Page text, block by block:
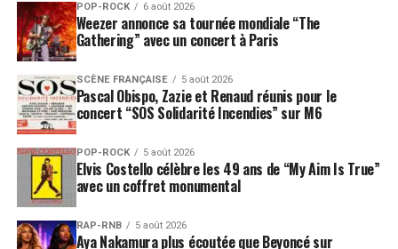
POP-ROCK 6 août 2026
Weezer annonce sa tournée mondiale “The
Gathering” avec un concert à Paris
SCÈNE FRANÇAISE 5 août 2026
Pascal Obispo, Zazie et Renaud réunis pour le
concert “SOS Solidarité Incendies” sur M6
POP-ROCK 5 août 2026
Elvis Costello célèbre les 49 ans de “My Aim Is True”
avec un coffret monumental
RAP-RNB 5 août 2026
Aya Nakamura plus écoutée que Beyoncé sur